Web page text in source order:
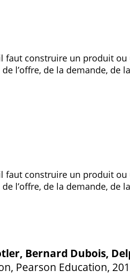
construire un produit
l’offre, de la demande, de
construire un produit
l’offre, de la demande, de
Bernard Dubois,
Pearson Education,